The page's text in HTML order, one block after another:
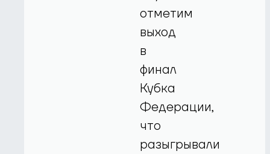
отметим
выход
в
финал
Кубка
Федерации,
что
разыгрывали